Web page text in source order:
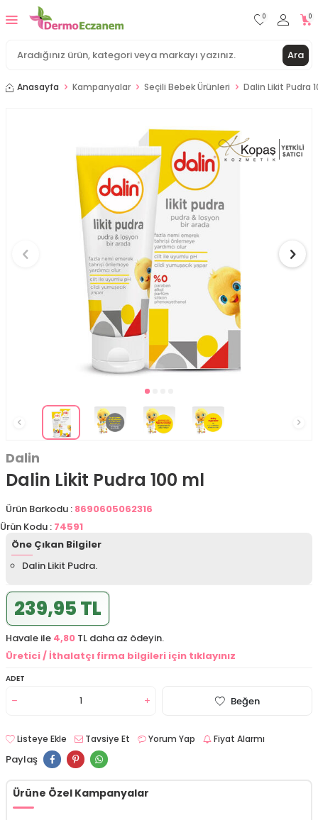
Ara
0 0
Anasayfa Kampanyalar Seçili Bebek Ürünleri Dalin Likit Pudra
Dalin
Dalin Likit Pudra 100 ml
Ürün Barkodu : 8690605062316
Ürün Kodu : 74591
Öne Çıkan Bilgiler
Dalin Likit Pudra.
239,95 TL
Havale ile 4,80 TL daha az ödeyin.
Üretici / İthalatçı firma bilgileri için tıklayınız
ADET
Beğen
Listeye Ekle Tavsiye Et Yorum Yap Fiyat Alarmı
Paylaş
Ürüne Özel Kampanyalar